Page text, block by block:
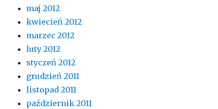
maj 2012
kwiecień 2012
marzec 2012
luty 2012
styczeń 2012
grudzień 2011
listopad 2011
październik 2011